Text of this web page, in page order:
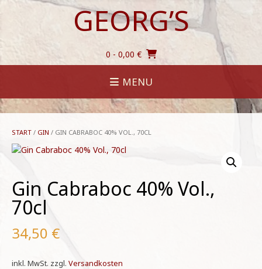
GEORG’S
0 - 0,00 €
MENU
START / GIN / GIN CABRABOC 40% VOL., 70CL
Gin Cabraboc 40% Vol.,
70cl
34,50 €
inkl. MwSt. zzgl. Versandkosten